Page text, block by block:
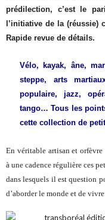
prédilection, c’est le
l’initiative de la (réussie)
Rapide revue de détails.
Vélo, kayak, âne,
steppe, arts
populaire, jazz,
tango… Tous les
cette collection de
En véritable artisan et
à une cadence régulière ces
dans lesquels il est question
d’aborder le monde et de